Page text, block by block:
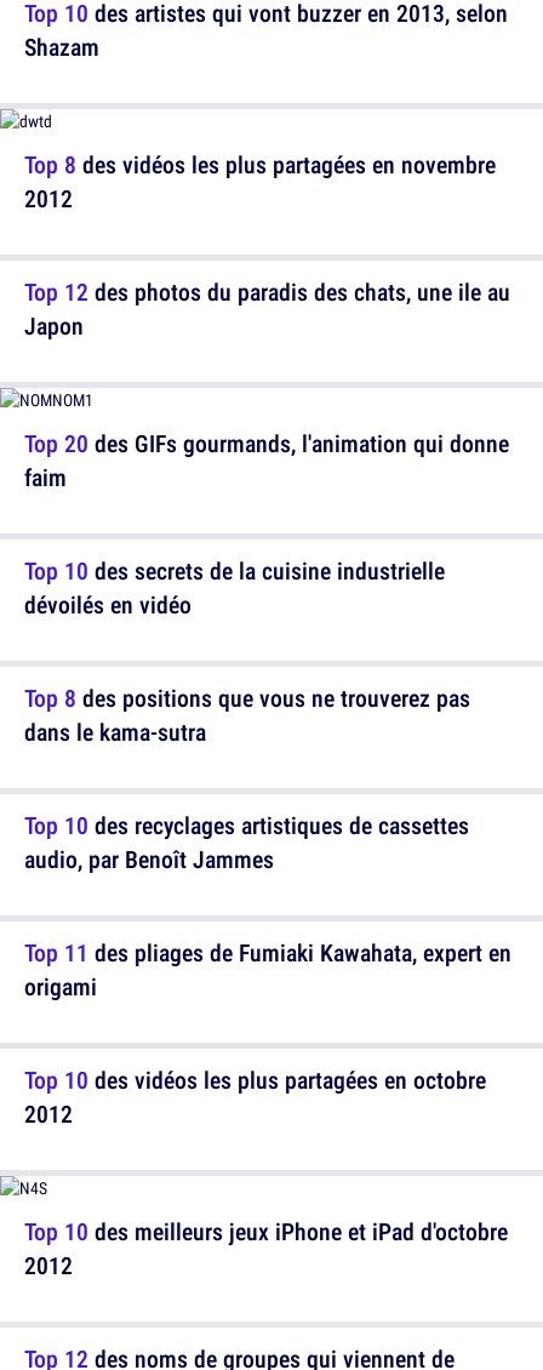
Top 10 des artistes qui vont buzzer en 2013, selon
Shazam
Top 12 des photos du paradis des chats, une ile au
Japon
Top 10 des secrets de la cuisine industrielle
dévoilés en vidéo
Top 10 des recyclages artistiques de cassettes
audio, par Benoît Jammes
Top 10 des vidéos les plus partagées en octobre
2012
Top 12 des noms de groupes qui viennent de
Top 8 des vidéos les plus partagées en novembre
2012
Top 20 des GIFs gourmands, l'animation qui donne
faim
Top 8 des positions que vous ne trouverez pas
dans le kama-sutra
Top 11 des pliages de Fumiaki Kawahata, expert en
origami
Top 10 des meilleurs jeux iPhone et iPad d'octobre
2012